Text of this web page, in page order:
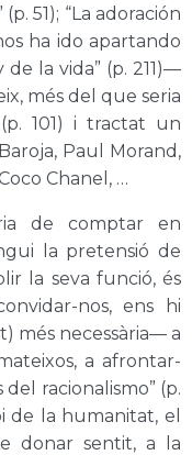
51); “La adoración
ha ido apartando
la vida” (p. 211)—
més del que seria
101) i tractat un
Paul Morand,
Chanel, …
de comptar en
la pretensió de
la seva funció, és
nos, ens hi
més necessària— a
a afrontar-
racionalismo” (p.
de la humanitat, el
donar sentit, a la